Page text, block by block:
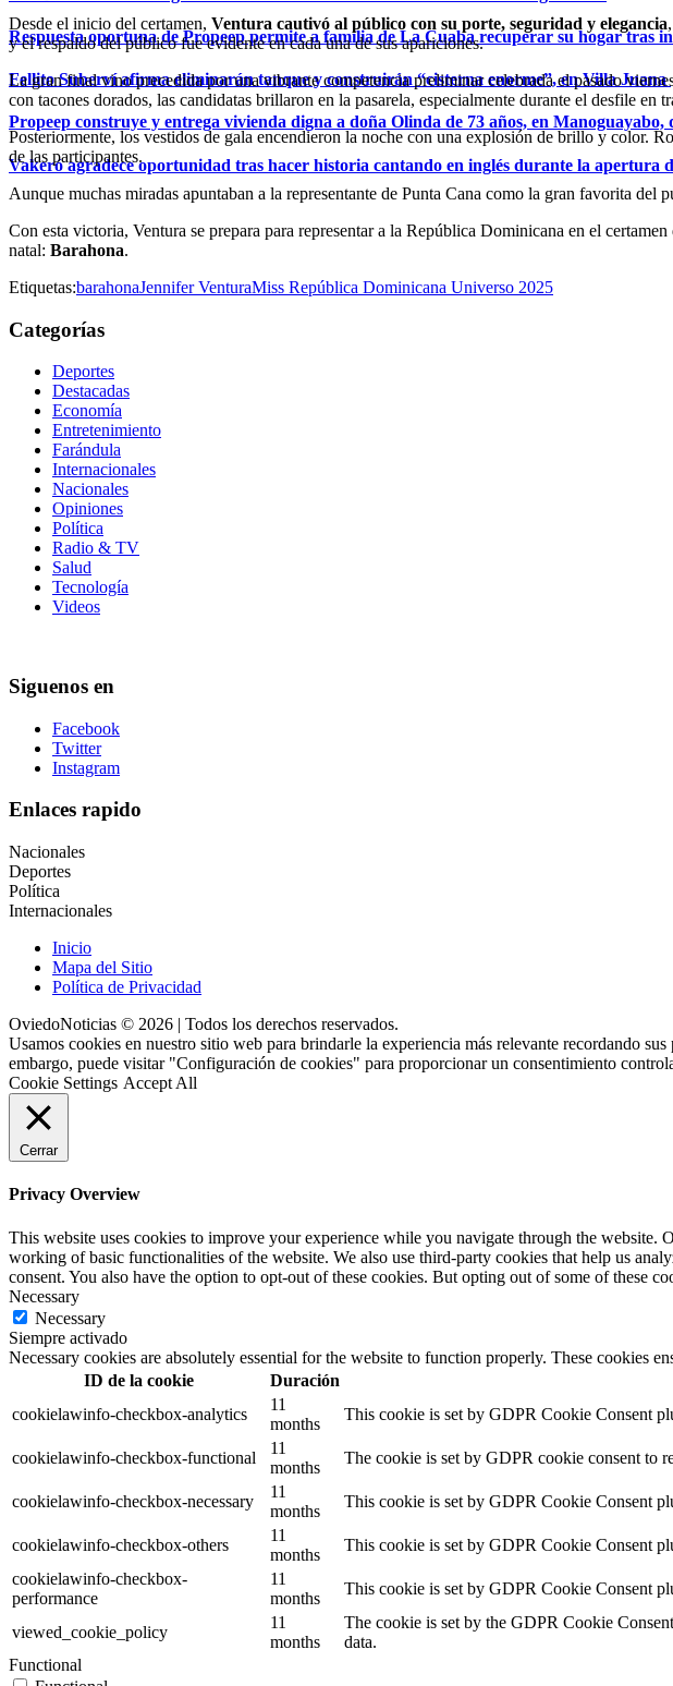
Respuesta oportuna de Propeep permite a familia de La Cuaba recuperar su hogar tras
Fellito Suberví afirma eliminarán tanque y construirán “cisterna enorme”, en Villa Juana
Propeep construye y entrega vivienda digna a doña Olinda de 73 años, en
Vakeró agradece oportunidad tras hacer historia cantando en inglés durante la apertura
Desde el inicio del certamen, Ventura cautivó al público con su porte, seguridad y elegancia
y el respaldo del público fue evidente en cada una de sus apariciones.
La gran final vino precedida por una vibrante competencia preliminar celebrada el pasado
con tacones dorados, las candidatas brillaron en la pasarela, especialmente durante el desfile en
Posteriormente, los vestidos de gala encendieron la noche con una explosión de brillo y color.
de las participantes.
Aunque muchas miradas apuntaban a la representante de Punta Cana como la gran favorita del
Con esta victoria, Ventura se prepara para representar a la República Dominicana en el certamen
natal: Barahona.
Etiquetas:barahonaJennifer VenturaMiss República Dominicana Universo 2025
Categorías
Deportes
Destacadas
Economía
Entretenimiento
Farándula
Internacionales
Nacionales
Opiniones
Política
Radio & TV
Salud
Tecnología
Videos
Siguenos en
Facebook
Twitter
Instagram
Enlaces rapido
Nacionales
Deportes
Política
Internacionales
Inicio
Mapa del Sitio
Política de Privacidad
OviedoNoticias © 2026 | Todos los derechos reservados.
Usamos cookies en nuestro sitio web para brindarle la experiencia más relevante recordando
embargo, puede visitar "Configuración de cookies" para proporcionar un consentimiento
Cookie Settings Accept All
Cerrar
Privacy Overview
This website uses cookies to improve your experience while you navigate through the website.
working of basic functionalities of the website. We also use third-party cookies that help us
consent. You also have the option to opt-out of these cookies. But opting out of some of these
Necessary
Necessary
Siempre activado
Necessary cookies are absolutely essential for the website to function properly. These cookies
ID de la cookie
Duración
cookielawinfo-checkbox-analytics
11
months
This cookie is set by GDPR Cookie Consent
cookielawinfo-checkbox-functional
11
months
The cookie is set by GDPR cookie consent to
cookielawinfo-checkbox-necessary
11
months
This cookie is set by GDPR Cookie Consent
cookielawinfo-checkbox-others
11
months
This cookie is set by GDPR Cookie Consent
cookielawinfo-checkbox-
performance
11
months
This cookie is set by GDPR Cookie Consent
viewed_cookie_policy
11
months
The cookie is set by the GDPR Cookie
data.
Functional